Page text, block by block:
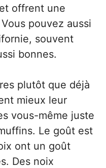
offrent une
pouvez aussi
souvent
bonnes.
plutôt que déjà
mieux leur
vous-même juste
Le goût est
ont un goût
Des noix